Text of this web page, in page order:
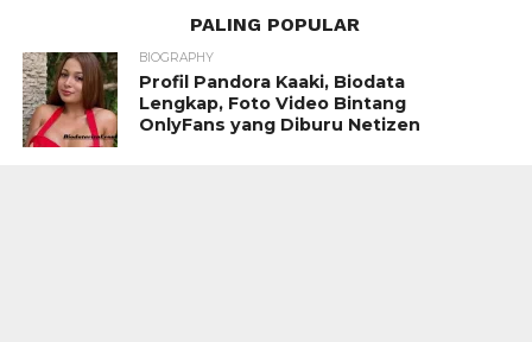
PALING POPULAR
BIOGRAPHY
Profil Pandora Kaaki, Biodata
Lengkap, Foto Video Bintang
OnlyFans yang Diburu Netizen